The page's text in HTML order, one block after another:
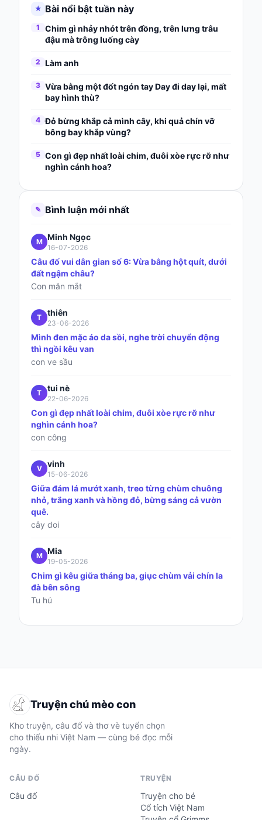
★ Bài nổi bật tuần này
1
Chim gì nhảy nhót trên đồng, trên lưng trâu
đậu mà trông luống cày
2 Làm anh
3 Vừa bằng một đốt ngón tay Day đi day lại, mất
bay hình thù?
4 Đỏ bừng khắp cả mình cây, khi quả chín vỡ
bông bay khắp vùng?
5 Con gì đẹp nhất loài chim, đuôi xòe rực rỡ như
nghìn cánh hoa?
✎ Bình luận mới nhất
M Minh Ngọc
16-07-2026
Câu đố vui dân gian số 6: Vừa bằng hột quít, dưới
đất ngậm châu?
Con măn mắt
T thiên
23-06-2026
Mình đen mặc áo da sồi, nghe trời chuyển động
thì ngồi kêu van
con ve sầu
T tui nè
22-06-2026
Con gì đẹp nhất loài chim, đuôi xòe rực rỡ như
nghìn cánh hoa?
con công
V vinh
15-06-2026
Giữa đám lá mướt xanh, treo từng chùm chuông
nhỏ, trắng xanh và hồng đỏ, bừng sáng cả vườn
quê.
cây doi
M Mia
19-05-2026
Chim gì kêu giữa tháng ba, giục chùm vải chín la
đà bên sông
Tu hú
Truyện chú mèo con
Kho truyện, câu đố và thơ vè tuyển chọn
cho thiếu nhi Việt Nam — cùng bé đọc mỗi
ngày.
CÂU ĐỐ
Câu đố
TRUYỆN
Truyện cho bé
Cổ tích Việt Nam